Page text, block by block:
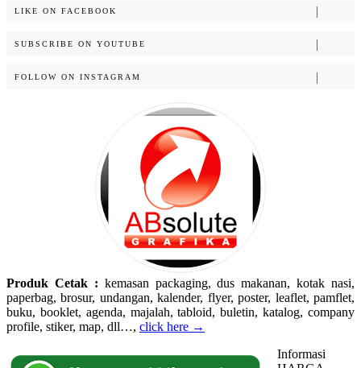
LIKE ON FACEBOOK
SUBSCRIBE ON YOUTUBE
FOLLOW ON INSTAGRAM
Produk Cetak : kemasan packaging, dus makanan, kotak nasi,
paperbag, brosur, undangan, kalender, flyer, poster, leaflet, pamflet,
buku, booklet, agenda, majalah, tabloid, buletin, katalog, company
profile, stiker, map, dll…, click here →
Informasi